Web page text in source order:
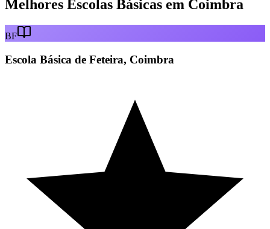
Melhores Escolas Básicas em Coimbra
BF
Escola Básica de Feteira, Coimbra